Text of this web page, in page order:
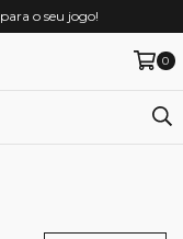
o seu jogo!
0